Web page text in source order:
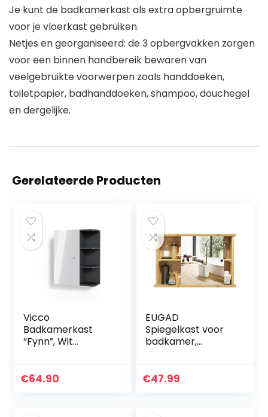
Je kunt de badkamerkast als extra opbergruimte
voor je vloerkast gebruiken.
Netjes en georganiseerd: de 3 opbergvakken zorgen
voor een binnen handbereik bewaren van
veelgebruikte voorwerpen zoals handdoeken,
toiletpapier, badhanddoeken, shampoo, douchegel
en dergelijke.
Gerelateerde Producten
Vicco
Badkamerkast
“Fynn”, Wit
€64.90
EUGAD
Spiegelkast voor
badkamer,
hangende
€47.99